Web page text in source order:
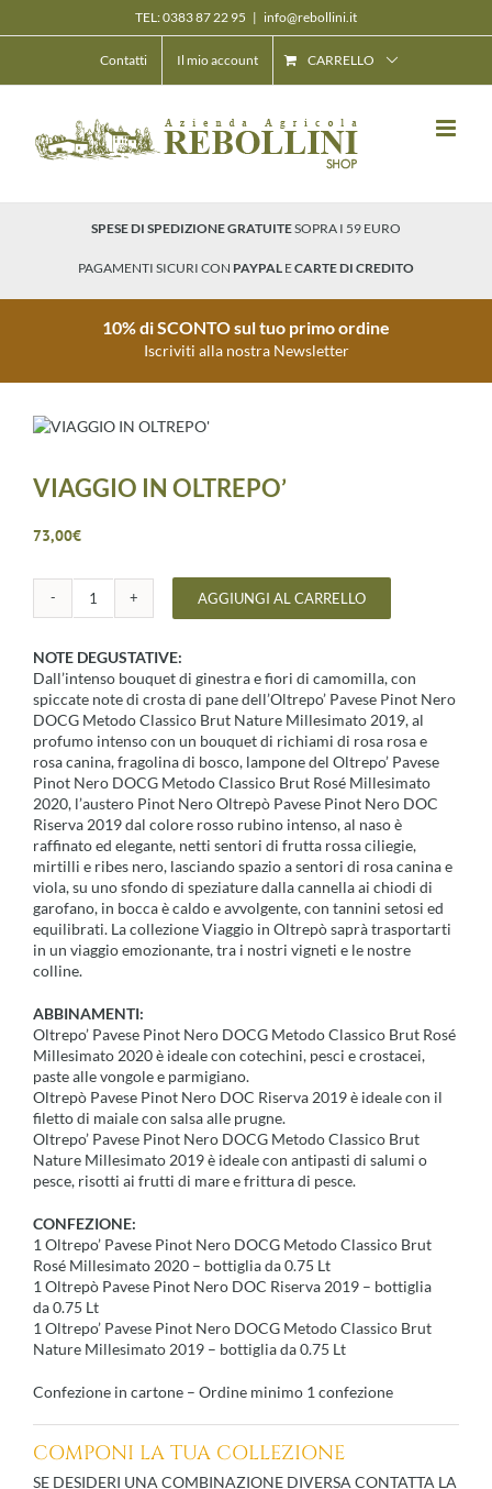
TEL: 0383 87 22 95 | info@rebollini.it
Contatti Il mio account CARRELLO
SPESE DI SPEDIZIONE GRATUITESOPRA I 59 EURO
PAGAMENTI SICURI CON PAYPAL ECARTE DI CREDITO
10% di SCONTO sul tuo primo ordine
Iscriviti alla nostra Newsletter
VIAGGIO IN OLTREPO’
73,00€
VIAGGIO
OLTREPO'
quantità
AGGIUNGI AL CARRELLO
NOTE DEGUSTATIVE:
Dall’intenso bouquet di ginestra e fiori di camomilla, con
spiccate note di crosta di pane dell’Oltrepo’ Pavese Pinot Nero
DOCG Metodo Classico Brut Nature Millesimato 2019, al
profumo intenso con un bouquet di richiami di rosa rosa e
rosa canina, fragolina di bosco, lampone del Oltrepo’ Pavese
Pinot Nero DOCG Metodo Classico Brut Rosé Millesimato
2020, l’austero Pinot Nero Oltrepò Pavese Pinot Nero DOC
Riserva 2019 dal colore rosso rubino intenso, al naso è
raffinato ed elegante, netti sentori di frutta rossa ciliegie,
mirtilli e ribes nero, lasciando spazio a sentori di rosa canina e
viola, su uno sfondo di speziature dalla cannella ai chiodi di
garofano, in bocca è caldo e avvolgente, con tannini setosi ed
equilibrati. La collezione Viaggio in Oltrepò saprà trasportarti
in un viaggio emozionante, tra i nostri vigneti e le nostre
colline.
ABBINAMENTI:
Oltrepo’ Pavese Pinot Nero DOCG Metodo Classico Brut Rosé
Millesimato 2020 è ideale con cotechini, pesci e crostacei,
paste alle vongole e parmigiano.
Oltrepò Pavese Pinot Nero DOC Riserva 2019 è ideale con il
filetto di maiale con salsa alle prugne.
Oltrepo’ Pavese Pinot Nero DOCG Metodo Classico Brut
Nature Millesimato 2019 è ideale con antipasti di salumi o
pesce, risotti ai frutti di mare e frittura di pesce.
CONFEZIONE:
1 Oltrepo’ Pavese Pinot Nero DOCG Metodo Classico Brut
Rosé Millesimato 2020 – bottiglia da 0.75 Lt
1 Oltrepò Pavese Pinot Nero DOC Riserva 2019 – bottiglia
da 0.75 Lt
1 Oltrepo’ Pavese Pinot Nero DOCG Metodo Classico Brut
Nature Millesimato 2019 – bottiglia da 0.75 Lt
Confezione in cartone – Ordine minimo 1 confezione
COMPONI LA TUA COLLEZIONE
SE DESIDERI UNA COMBINAZIONE DIVERSA CONTATTA LA